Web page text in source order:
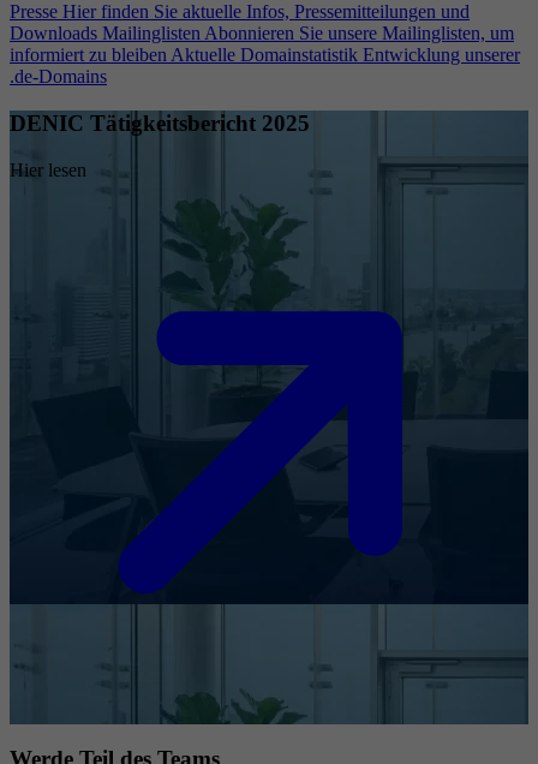
Presse Hier finden Sie aktuelle Infos, Pressemitteilungen und
Downloads Mailinglisten Abonnieren Sie unsere Mailinglisten, um
informiert zu bleiben Aktuelle Domainstatistik Entwicklung unserer
.de-Domains
DENIC Tätigkeitsbericht 2025
Hier lesen